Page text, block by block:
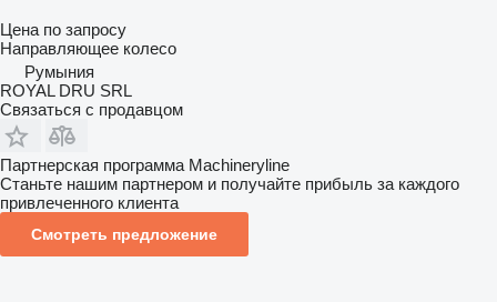
Цена по запросу
Направляющее колесо
Румыния
ROYAL DRU SRL
Связаться с продавцом
Партнерская программа Machineryline
Станьте нашим партнером и получайте прибыль за каждого
привлеченного клиента
Смотреть предложение